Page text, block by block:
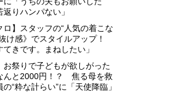
返りハンパない」
ロ】スタッフの“人気の着こな
け感》でスタイルアップ！
てきです。まねしたい」
お祭りで子どもが欲しがった
んと2000円！？ 焦る母を救
の“粋な計らい”に「天使降臨」